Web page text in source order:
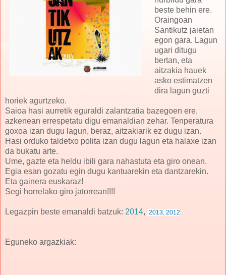
beste behin ere.
Oraingoan
Santikutz jaietan
egon gara. Lagun
ugari ditugu
bertan, eta
aitzakia hauek
asko estimatzen
dira lagun guzti
horiek agurtzeko.
Saioa hasi aurretik eguraldi zalantzatia bazegoen ere,
azkenean errespetatu digu emanaldian zehar. Tenperatura
goxoa izan dugu lagun, beraz, aitzakiarik ez dugu izan.
Hasi orduko taldetxo polita izan dugu lagun eta halaxe izan
da bukatu arte.
Ume, gazte eta heldu ibili gara nahastuta eta giro onean.
Egia esan gozatu egin dugu kantuarekin eta dantzarekin.
Eta gainera euskaraz!
Segi horrelako giro jatorrean!!!!
Legazpin beste emanaldi batzuk: 2014, 2013, 2012
Eguneko argazkiak: